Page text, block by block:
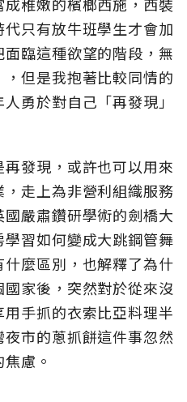
只有放牛班學生才會加
臨這種欲望的階段，無
但是我抱著比較同情的
勇於對自己「再發現」
發現，或許也可以用來
走上為非營利組織服務
嚴肅鑽研學術的劍橋大
習如何變成大跳鋼管舞
麼區別，也解釋了為什
家後，突然對於從來沒
手抓的衣索比亞料理半
市的蔥抓餅這件事忽然
慮。